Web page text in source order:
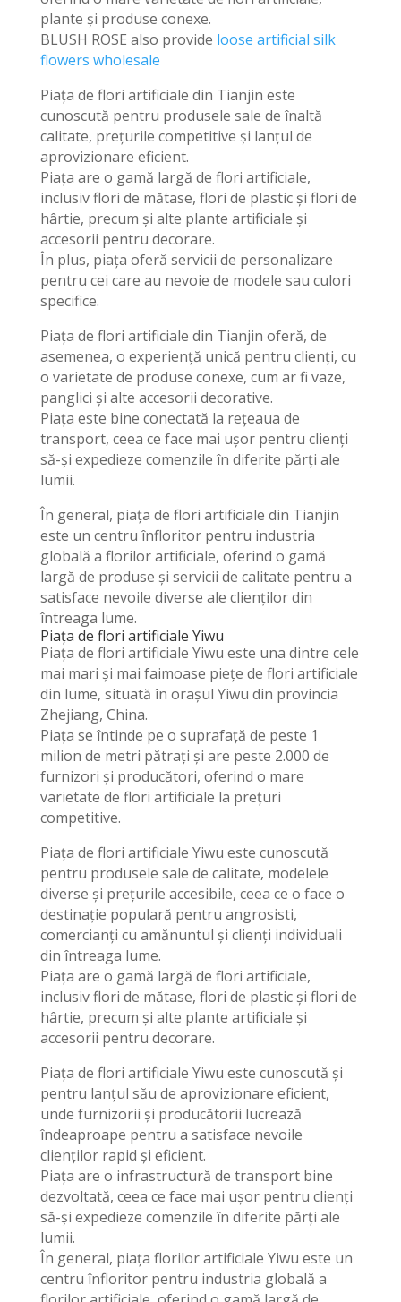
plante și produse conexe.
BLUSH ROSE also provide loose artificial silk
flowers wholesale
Piața de flori artificiale din Tianjin este
cunoscută pentru produsele sale de înaltă
calitate, prețurile competitive și lanțul de
aprovizionare eficient.
Piața are o gamă largă de flori artificiale,
inclusiv flori de mătase, flori de plastic și flori de
hârtie, precum și alte plante artificiale și
accesorii pentru decorare.
În plus, piața oferă servicii de personalizare
pentru cei care au nevoie de modele sau culori
specifice.
Piața de flori artificiale din Tianjin oferă, de
asemenea, o experiență unică pentru clienți, cu
o varietate de produse conexe, cum ar fi vaze,
panglici și alte accesorii decorative.
Piața este bine conectată la rețeaua de
transport, ceea ce face mai ușor pentru clienți
să-și expedieze comenzile în diferite părți ale
lumii.
În general, piața de flori artificiale din Tianjin
este un centru înfloritor pentru industria
globală a florilor artificiale, oferind o gamă
largă de produse și servicii de calitate pentru a
satisface nevoile diverse ale clienților din
întreaga lume.
Piața de flori artificiale Yiwu
Piața de flori artificiale Yiwu este una dintre cele
mai mari și mai faimoase piețe de flori artificiale
din lume, situată în orașul Yiwu din provincia
Zhejiang, China.
Piața se întinde pe o suprafață de peste 1
milion de metri pătrați și are peste 2.000 de
furnizori și producători, oferind o mare
varietate de flori artificiale la prețuri
competitive.
Piața de flori artificiale Yiwu este cunoscută
pentru produsele sale de calitate, modelele
diverse și prețurile accesibile, ceea ce o face o
destinație populară pentru angrosisti,
comercianți cu amănuntul și clienți individuali
din întreaga lume.
Piața are o gamă largă de flori artificiale,
inclusiv flori de mătase, flori de plastic și flori de
hârtie, precum și alte plante artificiale și
accesorii pentru decorare.
Piața de flori artificiale Yiwu este cunoscută și
pentru lanțul său de aprovizionare eficient,
unde furnizorii și producătorii lucrează
îndeaproape pentru a satisface nevoile
clienților rapid și eficient.
Piața are o infrastructură de transport bine
dezvoltată, ceea ce face mai ușor pentru clienți
să-și expedieze comenzile în diferite părți ale
lumii.
În general, piața florilor artificiale Yiwu este un
centru înfloritor pentru industria globală a